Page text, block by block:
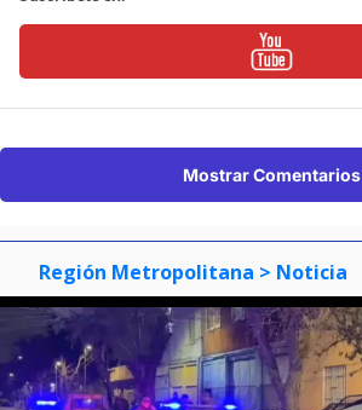
Mostrar Comentarios
Región Metropolitana > Noticia